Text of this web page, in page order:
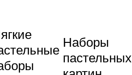
Наборы
пастельных